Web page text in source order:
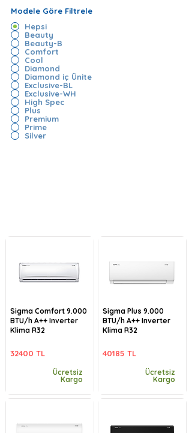
Modele Göre Filtrele
Hepsi
Beauty
Beauty-B
Comfort
Cool
Diamond
Diamond iç Ünite
Exclusive-BL
Exclusive-WH
High Spec
Plus
Premium
Prime
Silver
Sigma Comfort 9.000
BTU/h A++ Inverter
Klima R32
32400 TL
Ücretsiz
Kargo
Sigma Plus 9.000
BTU/h A++ Inverter
Klima R32
40185 TL
Ücretsiz
Kargo